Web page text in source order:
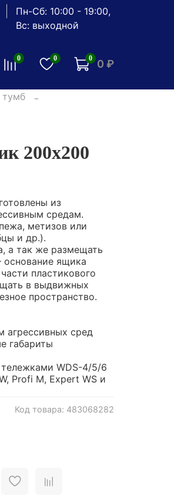
Пн-Сб: 10:00 - 19:00,
Вс: выходной
0 0 0 0 ₽
тумб
Код товара: 483068282
200x200
из
средам.
метизов или
и др.).
а так же размещать
основание ящика
пластикового
в выдвижных
пространство.
агрессивных сред
габариты
WDS-4/5/6
Profi M, Expert WS и